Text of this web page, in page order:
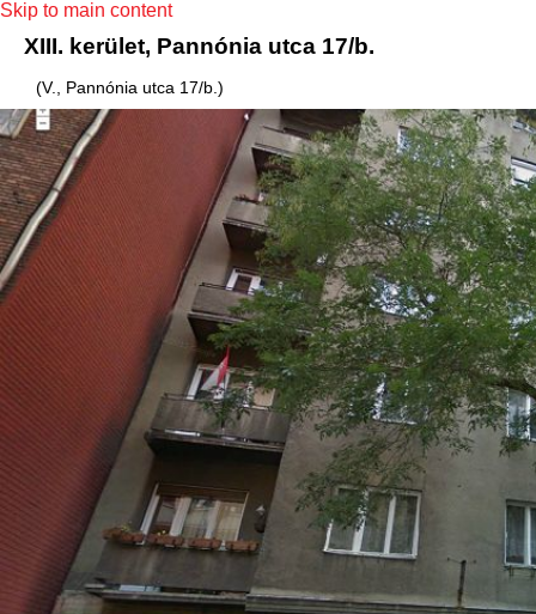
Skip to main content
XIII. kerület, Pannónia utca 17/b.
(V., Pannónia utca 17/b.)